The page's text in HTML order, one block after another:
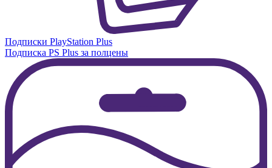
Подписки PlayStation Plus
Подписка PS Plus за полцены